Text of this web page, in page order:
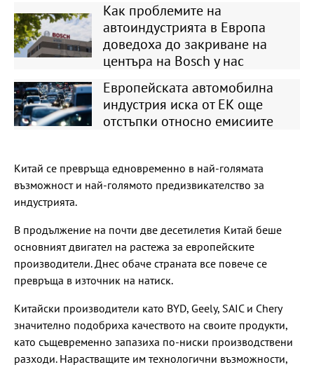
Как проблемите на
автоиндустрията в Европа
доведоха до закриване на
центъра на Bosch у нас
Европейската автомобилна
индустрия иска от ЕК още
отстъпки относно емисиите
Китай се превръща едновременно в най-голямата
възможност и най-голямото предизвикателство за
индустрията.
В продължение на почти две десетилетия Китай беше
основният двигател на растежа за европейските
производители. Днес обаче страната все повече се
превръща в източник на натиск.
Китайски производители като BYD, Geely, SAIC и Chery
значително подобриха качеството на своите продукти,
като същевременно запазиха по-ниски производствени
разходи. Нарастващите им технологични възможности,